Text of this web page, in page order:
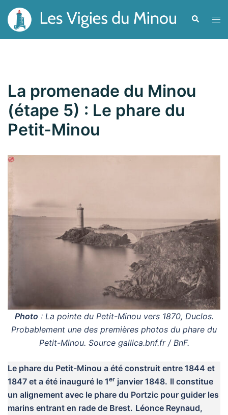
Aller
au
contenu
La promenade du Minou
(étape 5) : Le phare du
Petit-Minou
Photo : La pointe du Petit-Minou vers 1870, Duclos.
Probablement une des premières photos du phare du
Petit-Minou. Source gallica.bnf.fr / BnF.
Le phare du Petit-Minou a été construit entre 1844 et
1847 et a été inauguré le 1er janvier 1848. Il constitue
un alignement avec le phare du Portzic pour guider les
marins entrant en rade de Brest. Léonce Reynaud,